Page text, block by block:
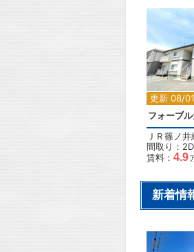
更新 08/01
フォーブ
ＪＲ篠ノ井
間取り：
賃料： 4.9
新着情